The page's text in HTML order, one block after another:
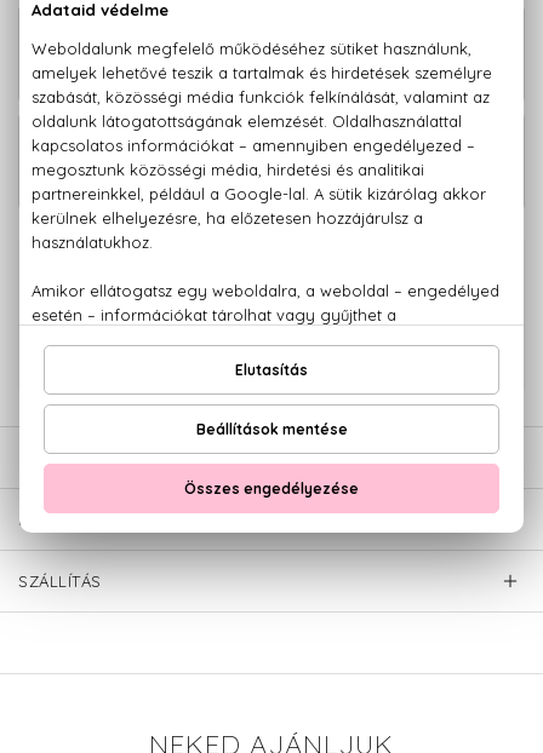
Skin Calm Probiotikus krémes
arclemosó 150 ml
5.110 Ft
Skin Calm Probiotikus helyreállító
arcmaszk 100 ml
Kérdésed van, elakadtál? Hívd ügyfélszolgálatunkat:+36 20
779 1926
LEÍRÁS
ÉRTÉKELÉSEK (0)
SZÁLLÍTÁS
NEKED AJÁNLJUK